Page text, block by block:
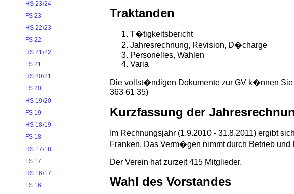
HS 23/24
FS 23
HS 22/23
FS 22
HS 21/22
FS 21
HS 20/21
FS 20
HS 19/20
FS 19
HS 18/19
FS 18
HS 17/18
FS 17
HS 16/17
FS 16
Traktanden
T�tigkeitsbericht
Jahresrechnung, Revision, D�charge
Personelles, Wahlen
Varia
Die vollst�ndigen Dokumente zur GV k�nnen
363 61 35)
Kurzfassung der
Im Rechnungsjahr (1.9.2010 - 31.8.2011) ergibt
Franken. Das Verm�gen nimmt durch Betrieb und
Der Verein hat zurzeit 415 Mitglieder.
Wahl des Vorstandes